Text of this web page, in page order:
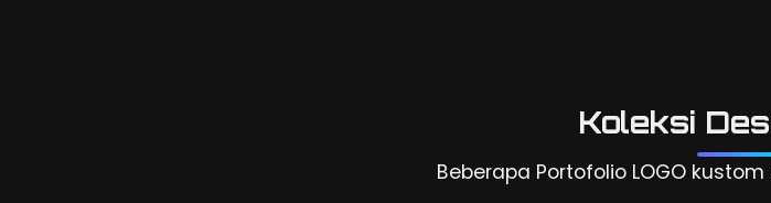
Koleksi
Beberapa Portofolio LOGO